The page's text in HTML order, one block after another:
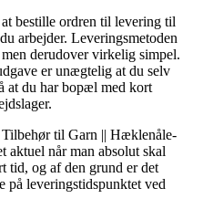
bestille ordren til levering til
arbejder. Leveringsmetoden
derudover virkelig simpel.
er unægtelig at du selv
at du har bopæl med kort
Tilbehør til Garn || Hæklenåle-
aktuel når man absolut skal
tid, og af den grund er det
på leveringstidspunktet ved